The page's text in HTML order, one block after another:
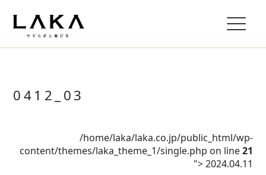
0412_03
/home/laka/laka.co.jp/public_html/wp-
content/themes/laka_theme_1/single.php on line21
">2024.04.11